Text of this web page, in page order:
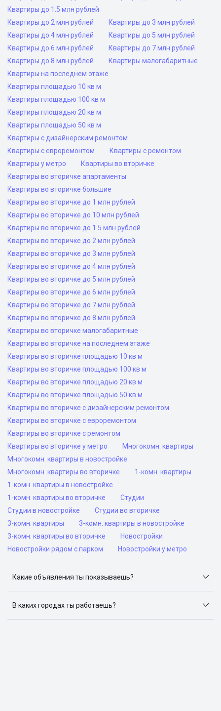
Квартиры до 1.5 млн рублей
Квартиры до 2 млн рублей
Квартиры до 3 млн рублей
Квартиры до 4 млн рублей
Квартиры до 5 млн рублей
Квартиры до 6 млн рублей
Квартиры до 7 млн рублей
Квартиры до 8 млн рублей
Квартиры малогабаритные
Квартиры на последнем этаже
Квартиры площадью 10 кв м
Квартиры площадью 100 кв м
Квартиры площадью 20 кв м
Квартиры площадью 50 кв м
Квартиры с дизайнерским ремонтом
Квартиры с евроремонтом
Квартиры с ремонтом
Квартиры у метро
Квартиры во вторичке
Квартиры во вторичке апартаменты
Квартиры во вторичке большие
Квартиры во вторичке до 1 млн рублей
Квартиры во вторичке до 10 млн рублей
Квартиры во вторичке до 1.5 млн рублей
Квартиры во вторичке до 2 млн рублей
Квартиры во вторичке до 3 млн рублей
Квартиры во вторичке до 4 млн рублей
Квартиры во вторичке до 5 млн рублей
Квартиры во вторичке до 6 млн рублей
Квартиры во вторичке до 7 млн рублей
Квартиры во вторичке до 8 млн рублей
Квартиры во вторичке малогабаритные
Квартиры во вторичке на последнем этаже
Квартиры во вторичке площадью 10 кв м
Квартиры во вторичке площадью 100 кв м
Квартиры во вторичке площадью 20 кв м
Квартиры во вторичке площадью 50 кв м
Квартиры во вторичке с дизайнерским ремонтом
Квартиры во вторичке с евроремонтом
Квартиры во вторичке с ремонтом
Квартиры во вторичке у метро
Многокомн. квартиры
Многокомн. квартиры в новостройке
Многокомн. квартиры во вторичке
1-комн. квартиры
1-комн. квартиры в новостройке
1-комн. квартиры во вторичке
Студии
Студии в новостройке
Студии во вторичке
3-комн. квартиры
3-комн. квартиры в новостройке
3-комн. квартиры во вторичке
Новостройки
Новостройки рядом с парком
Новостройки у метро
Какие объявления ты показываешь?
объявлений: ЦИАН, Домклик, Яндекс.Недвижимость,
Авито, Самолет.Плюс.
В каких городах ты работаешь?